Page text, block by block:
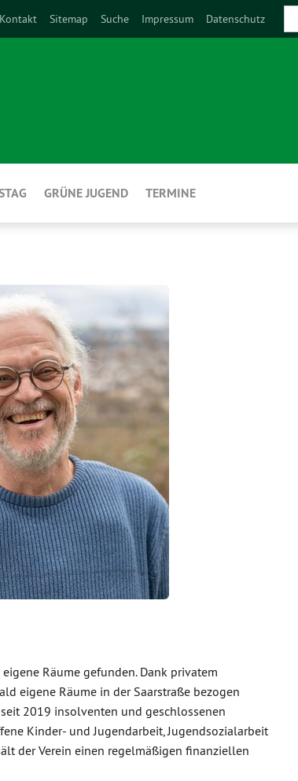
Kontakt Sitemap Suche Impressum Datenschutz
GRÜNE JUGEND TERMINE
Räume gefunden. Dank privatem
eigene Räume in der Saarstraße bezogen
2019 insolventen und geschlossenen
Kinder- und Jugendarbeit, Jugendsozialarbeit
der Verein einen regelmäßigen finanziellen